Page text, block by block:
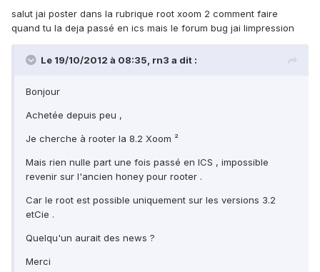
salut jai poster dans la rubrique root xoom 2 comment faire
quand tu la deja passé en ics mais le forum bug jai limpression
Le 19/10/2012 à 08:35, rn3 a dit :
Bonjour
Achetée depuis peu ,
Je cherche à rooter la 8.2 Xoom ²
Mais rien nulle part une fois passé en ICS , impossible
revenir sur l'ancien honey pour rooter .
Car le root est possible uniquement sur les versions 3.2
etCie .
Quelqu'un aurait des news ?
Merci